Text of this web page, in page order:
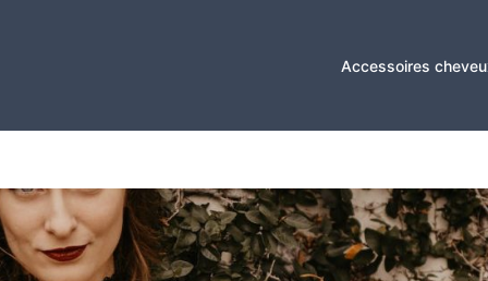
Accessoires